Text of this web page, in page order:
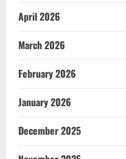
April 2026
March 2026
February 2026
January 2026
December 2025